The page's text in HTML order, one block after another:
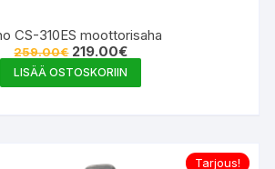
CS-310ES moottorisaha
259.00€ Alkuperäinen
hinta
oli:
259.00€.
219.00€Nykyinen
hinta
219.00€.
LISÄÄ OSTOSKORIIN
Tarjous!